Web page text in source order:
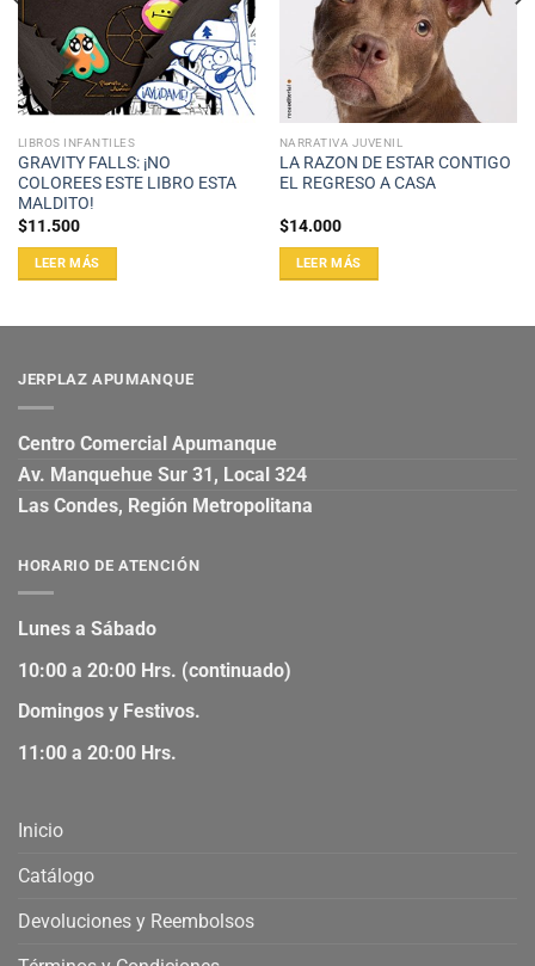
LIBROS INFANTILES
GRAVITY FALLS: ¡NO
COLOREES ESTE LIBRO ESTA
MALDITO!
$11.500
LEER MÁS
NARRATIVA JUVENIL
LA RAZON DE ESTAR CONTIGO
EL REGRESO A CASA
$14.000
LEER MÁS
JERPLAZ APUMANQUE
Centro Comercial Apumanque
Av. Manquehue Sur 31, Local 324
Las Condes, Región Metropolitana
HORARIO DE ATENCIÓN
Lunes a Sábado
10:00 a 20:00 Hrs. (continuado)
Domingos y Festivos.
11:00 a 20:00 Hrs.
Inicio
Catálogo
Devoluciones y Reembolsos